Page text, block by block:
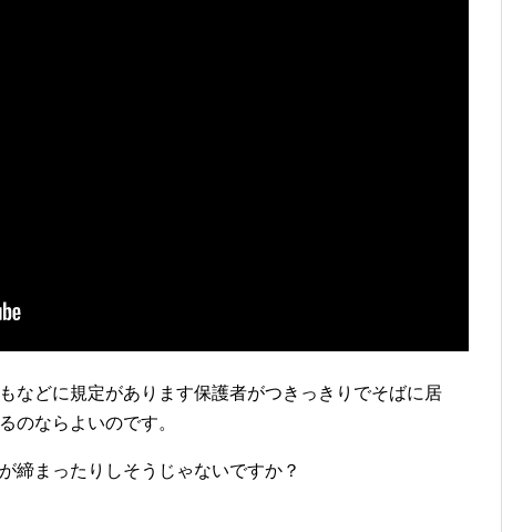
などに規定があります保護者がつきっきりでそばに居
のならよいのです。
締まったりしそうじゃないですか？